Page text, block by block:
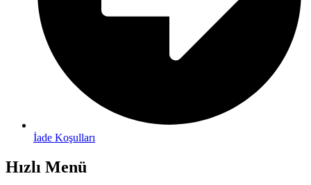
İade Koşulları
Hızlı Menü